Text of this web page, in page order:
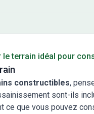
terrain idéal pour
constructibles,
sont-ils
ce que vous pouvez